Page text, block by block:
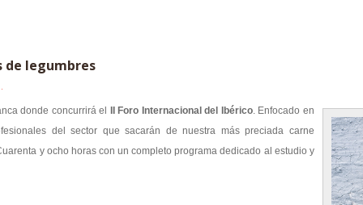
de legumbres
donde concurrirá el II Foro Internacional del Ibérico. Enfocado en
del sector que sacarán de nuestra más preciada carne
y ocho horas con un completo programa dedicado al estudio y